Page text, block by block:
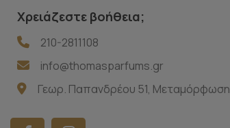
Χρειάζεστε βοήθεια;
210-2811108
info@thomasparfums.gr
Γεωρ. Παπανδρέου 51, Μεταμόρφωση